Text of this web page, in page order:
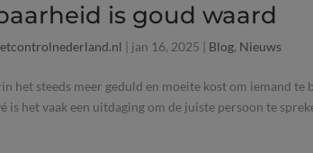
is goud waard
jan 16, 2025 Blog, Nieuws
het steeds meer geduld en moeite kost om iemand
is het vaak een uitdaging om de juiste persoon te